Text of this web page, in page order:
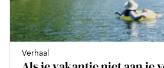
Verhaal